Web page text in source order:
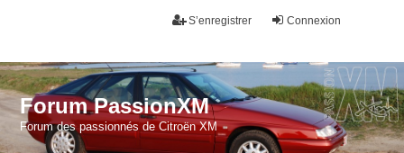
Connexion
S’enregistrer
Forum PassionXM
Forum des passionnés de Citroën XM